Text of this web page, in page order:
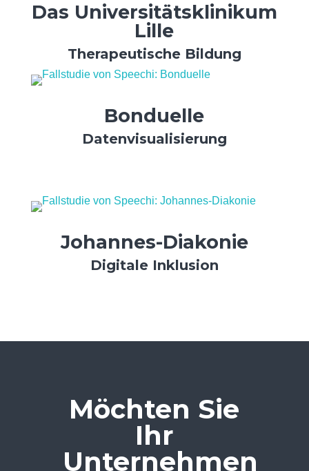
Das Universitätsklinikum
Lille
Therapeutische Bildung
Bonduelle
Datenvisualisierung
Johannes-Diakonie
Digitale Inklusion
Möchten Sie
Ihr
Unternehmen